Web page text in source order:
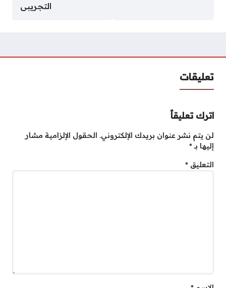
التجريبى
تعليقات
اترك تعليقاً
لن يتم نشر عنوان بريدك الإلكتروني. الحقول الإلزامية مشار
إليها بـ*
التعليق *